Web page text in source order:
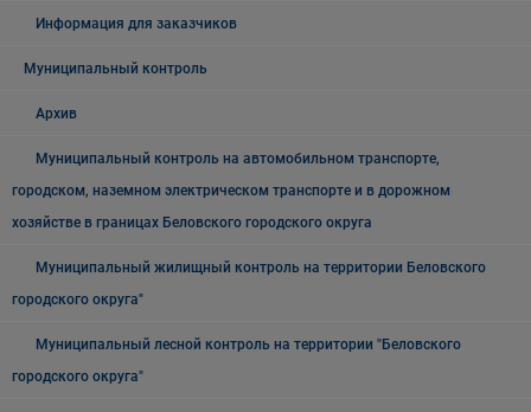
Информация для заказчиков
Муниципальный контроль
Архив
Муниципальный контроль на автомобильном транспорте,
городском, наземном электрическом транспорте и в дорожном
хозяйстве в границах Беловского городского округа
Муниципальный жилищный контроль на территории Беловского
городского округа"
Муниципальный лесной контроль на территории "Беловского
городского округа"